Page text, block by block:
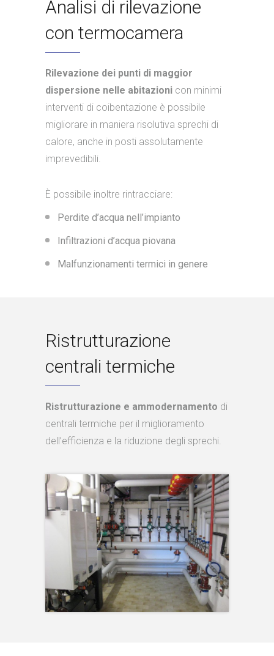
Analisi di rilevazione
con termocamera
Rilevazione dei punti di maggior
dispersione nelle abitazioni con minimi
interventi di coibentazione è possibile
migliorare in maniera risolutiva sprechi di
calore, anche in posti assolutamente
imprevedibili.
È possibile inoltre rintracciare:
Perdite d’acqua nell’impianto
Infiltrazioni d’acqua piovana
Malfunzionamenti termici in genere
Ristrutturazione
centrali termiche
Ristrutturazione e ammodernamento di
centrali termiche per il miglioramento
dell’efficienza e la riduzione degli sprechi.